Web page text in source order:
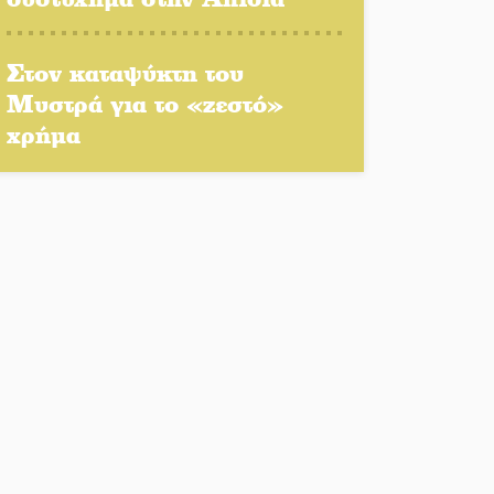
Στο Γύθειο η Άντζελα
Γκερέκου
Νταλίκα έπεσε σε γκρεμό
Στον καταψύκτη του
Μυστρά για το «ζεστό»
χρήμα